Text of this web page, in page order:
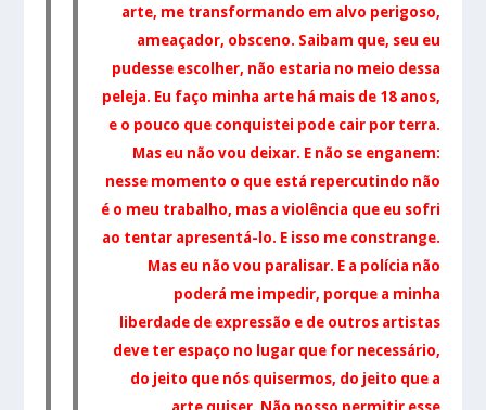
arte, me transformando em alvo perigoso,
ameaçador, obsceno. Saibam que, seu eu
pudesse escolher, não estaria no meio dessa
peleja. Eu faço minha arte há mais de 18 anos,
e o pouco que conquistei pode cair por terra.
Mas eu não vou deixar. E não se enganem:
nesse momento o que está repercutindo não
é o meu trabalho, mas a violência que eu sofri
ao tentar apresentá-lo. E isso me constrange.
Mas eu não vou paralisar. E a polícia não
poderá me impedir, porque a minha
liberdade de expressão e de outros artistas
deve ter espaço no lugar que for necessário,
do jeito que nós quisermos, do jeito que a